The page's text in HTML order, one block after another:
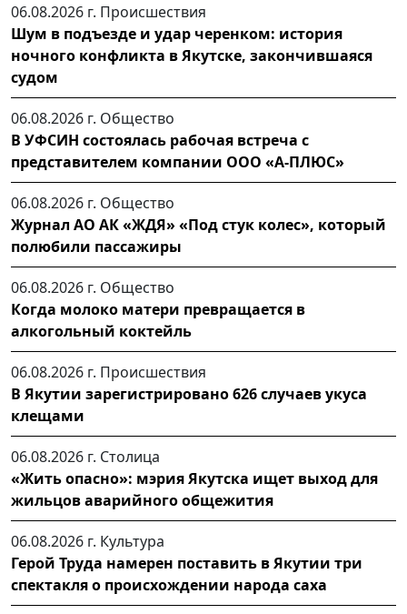
06.08.2026 г. Происшествия
Шум в подъезде и удар черенком: история
ночного конфликта в Якутске, закончившаяся
судом
06.08.2026 г. Общество
В УФСИН состоялась рабочая встреча с
представителем компании ООО «А-ПЛЮС»
06.08.2026 г. Общество
Журнал АО АК «ЖДЯ» «Под стук колес», который
полюбили пассажиры
06.08.2026 г. Общество
Когда молоко матери превращается в
алкогольный коктейль
06.08.2026 г. Происшествия
В Якутии зарегистрировано 626 случаев укуса
клещами
06.08.2026 г. Столица
«Жить опасно»: мэрия Якутска ищет выход для
жильцов аварийного общежития
06.08.2026 г. Культура
Герой Труда намерен поставить в Якутии три
спектакля о происхождении народа саха